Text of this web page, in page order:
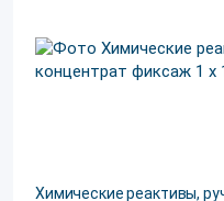
Химические реактивы,